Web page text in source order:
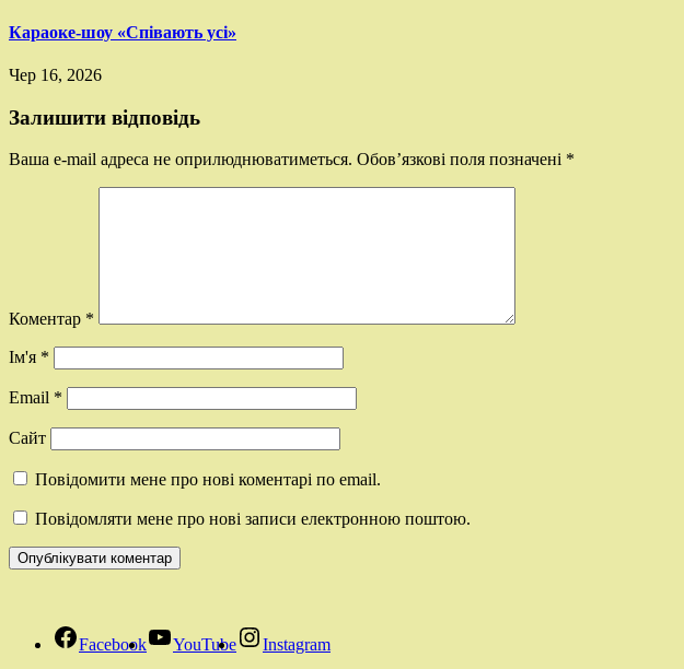
Караоке-шоу «Співають усі»
Чер 16, 2026
Залишити відповідь
Ваша e-mail адреса не оприлюднюватиметься. Обов’язкові поля позначені *
Коментар *
Ім'я *
Email *
Сайт
Повідомити мене про нові коментарі по email.
Повідомляти мене про нові записи електронною поштою.
Facebook YouTube Instagram